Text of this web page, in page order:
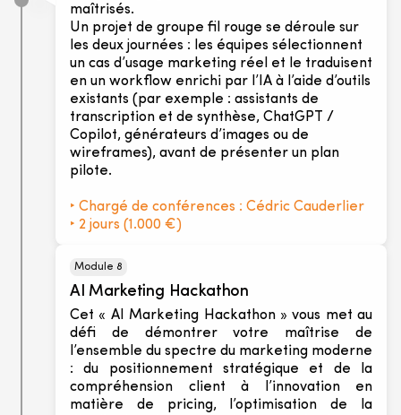
maîtrisés.
Un projet de groupe fil rouge se déroule sur
les deux journées : les équipes sélectionnent
un cas d’usage marketing réel et le traduisent
en un workflow enrichi par l’IA à l’aide d’outils
existants (par exemple : assistants de
transcription et de synthèse, ChatGPT /
Copilot, générateurs d’images ou de
wireframes), avant de présenter un plan
pilote.
‣ Chargé de conférences : Cédric Cauderlier
‣ 2 jours (1.000 €)
Module 8
AI Marketing Hackathon
Cet « AI Marketing Hackathon » vous met au
défi de démontrer votre maîtrise de
l’ensemble du spectre du marketing moderne
: du positionnement stratégique et de la
compréhension client à l’innovation en
matière de pricing, l’optimisation de la